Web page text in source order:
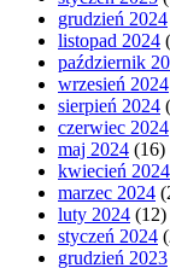
grudzień 2024
listopad 2024
październik
wrzesień 2024
sierpień 2024
czerwiec 2024
maj 2024 (16)
kwiecień 2024
marzec 2024
luty 2024 (12)
styczeń 2024
grudzień 2023